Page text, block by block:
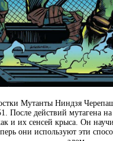
Мутанты Ниндзя
После действий мутагена
и их сенсей крыса. Он
они используют эти